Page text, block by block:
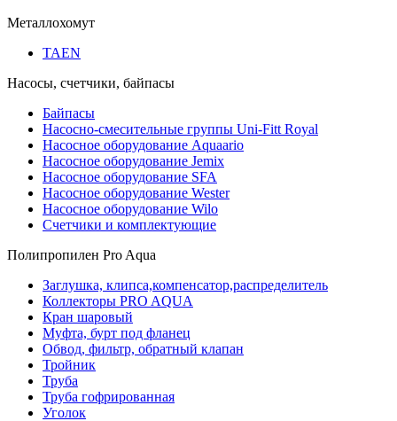
Металлохомут
TAEN
Насосы, счетчики, байпасы
Байпасы
Насосно-смесительные группы Uni-Fitt Royal
Насосное оборудование Aquaario
Насосное оборудование Jemix
Насосное оборудование SFA
Насосное оборудование Wester
Насосное оборудование Wilo
Счетчики и комплектующие
Полипропилен Pro Aqua
Заглушка, клипса,компенсатор,распределитель
Коллекторы PRO AQUA
Кран шаровый
Муфта, бурт под фланец
Обвод, фильтр, обратный клапан
Тройник
Труба
Труба гофрированная
Уголок